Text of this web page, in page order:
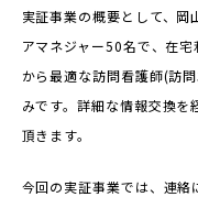
実証事業の概要として、
アマネジャー50名で、在
から最適な訪問看護師(訪
みです。詳細な情報交換を
頂きます。
今回の実証事業では、連